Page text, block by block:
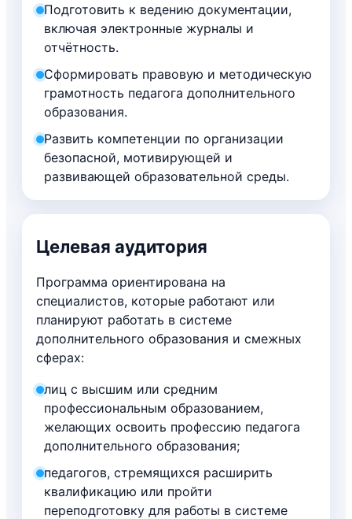
Подготовить к ведению документации,
включая электронные журналы и
отчётность.
Сформировать правовую и методическую
грамотность педагога дополнительного
образования.
Развить компетенции по организации
безопасной, мотивирующей и
развивающей образовательной среды.
Целевая аудитория
Программа ориентирована на
специалистов, которые работают или
планируют работать в системе
дополнительного образования и смежных
сферах:
лиц с высшим или средним
профессиональным образованием,
желающих освоить профессию педагога
дополнительного образования;
педагогов, стремящихся расширить
квалификацию или пройти
переподготовку для работы в системе